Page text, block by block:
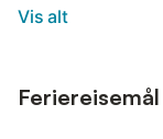
Vis alt